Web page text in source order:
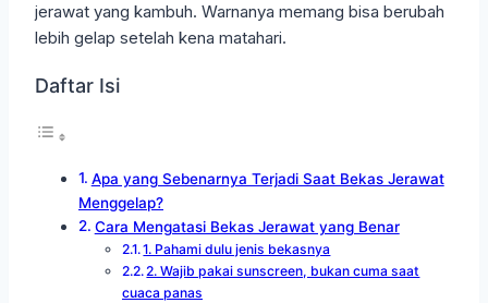
jerawat yang kambuh. Warnanya memang bisa berubah
lebih gelap setelah kena matahari.
Daftar Isi
Apa yang Sebenarnya Terjadi Saat Bekas Jerawat
Menggelap?
Cara Mengatasi Bekas Jerawat yang Benar
1. Pahami dulu jenis bekasnya
2. Wajib pakai sunscreen, bukan cuma saat
cuaca panas